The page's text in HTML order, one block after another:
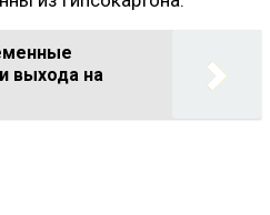
выхода на